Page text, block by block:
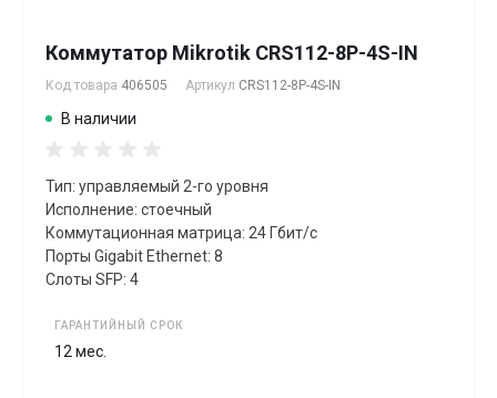
Коммутатор Mikrotik CRS112-8P-4S-IN
Код товара 406505 Артикул CRS112-8P-4S-IN
В наличии
Тип: управляемый 2-го уровня
Исполнение: стоечный
Коммутационная матрица: 24 Гбит/с
Порты Gigabit Ethernet: 8
Слоты SFP: 4
ГАРАНТИЙНЫЙ СРОК
12 мес.